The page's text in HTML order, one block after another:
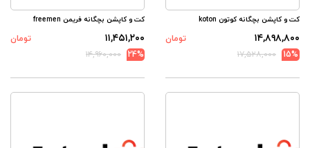
کت و کاپشن بچگانه کوتون koton
۱۴,۸۹۸,۸۰۰
تومان
15%
۱۷,۵۲۸,۰۰۰
کت و کاپشن بچگانه فریمن freemen
۱۱,۴۵۱,۲۰۰
تومان
24%
۱۴,۹۶۰,۰۰۰